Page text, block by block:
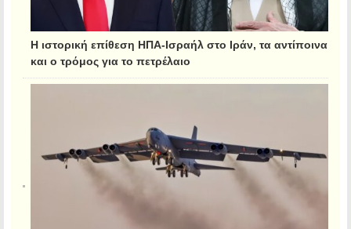
Η ιστορική επίθεση ΗΠΑ-Ισραήλ στο Ιράν, τα αντίποινα
και ο τρόμος για το πετρέλαιο